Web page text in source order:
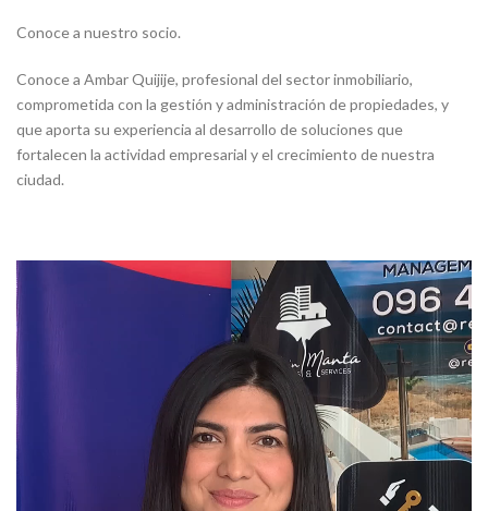
Conoce a nuestro socio.
Conoce a Ambar Quijije, profesional del sector inmobiliario,
comprometida con la gestión y administración de propiedades, y
que aporta su experiencia al desarrollo de soluciones que
fortalecen la actividad empresarial y el crecimiento de nuestra
ciudad.
Reproductor
de
vídeo